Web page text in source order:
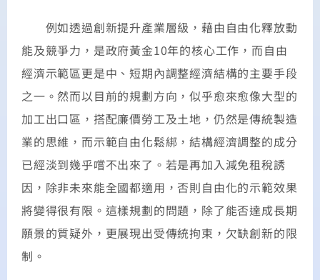
例如透過創新提升產業層級，藉由自由化釋放動
能及競爭力，是政府黃金10年的核心工作，而自由
經濟示範區更是中、短期內調整經濟結構的主要手段
之一。然而以目前的規劃方向，似乎愈來愈像大型的
加工出口區，搭配廉價勞工及土地，仍然是傳統製造
業的思維，而示範自由化鬆綁，結構經濟調整的成分
已經淡到幾乎嚐不出來了。若是再加入減免租稅誘
因，除非未來能全國都適用，否則自由化的示範效果
將變得很有限。這樣規劃的問題，除了能否達成長期
願景的質疑外，更展現出受傳統拘束，欠缺創新的限
制。